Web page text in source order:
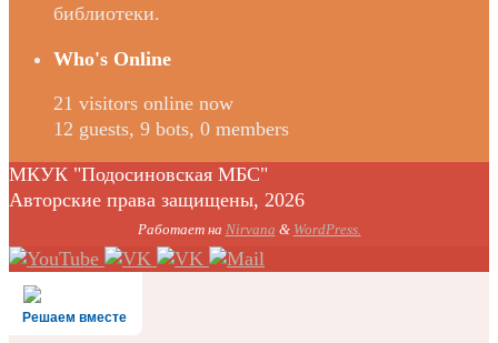
библиотеки.
Who's Online
21 visitors online now
12 guests, 9 bots, 0 members
МКУК "Подосиновская МБС"
Авторские права защищены, 2026
Работает на Nirvana & WordPress.
Решаем вместе